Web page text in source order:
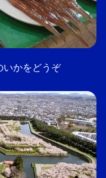
いかをどうぞ